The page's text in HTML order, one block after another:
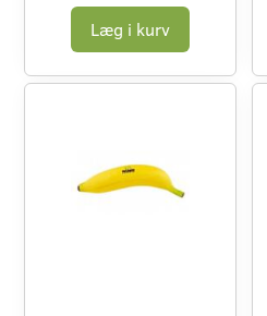
Læg i kurv